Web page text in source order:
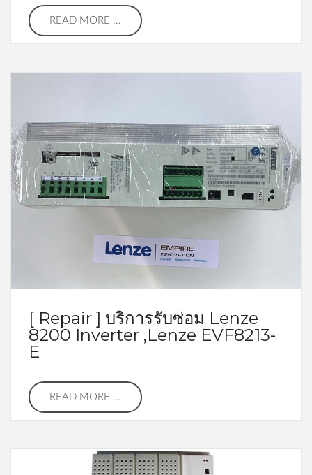
READ MORE ...
[ Repair ] บริการรับซ่อม Lenze
8200 Inverter ,Lenze EVF8213-
E
READ MORE ...